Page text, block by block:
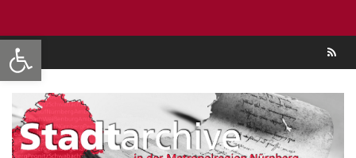
Werkzeugleiste öffnen